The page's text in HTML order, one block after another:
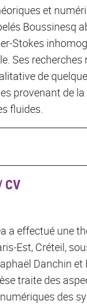
et
Boussinesq
Stokes
Ses recherches
de
provenant de la
fluides.
CV
a effectué une
Est, Créteil,
Danchin et
traite des
des